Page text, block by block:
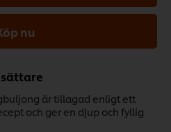
nu
är tillagad enligt ett
och ger en djup och fyllig